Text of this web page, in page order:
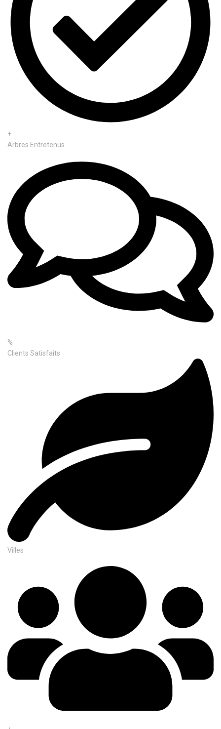
+
Arbres Entretenus
%
Clients Satisfaits
Villes